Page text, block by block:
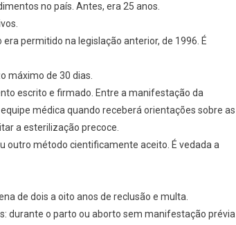
no país. Antes, era 25 anos.
permitido na legislação anterior, de 1996. É
máximo de 30 dias.
escrito e firmado. Entre a manifestação da
médica quando receberá orientações sobre as
a esterilização precoce.
outro método cientificamente aceito. É vedada a
de dois a oito anos de reclusão e multa.
durante o parto ou aborto sem manifestação prévia